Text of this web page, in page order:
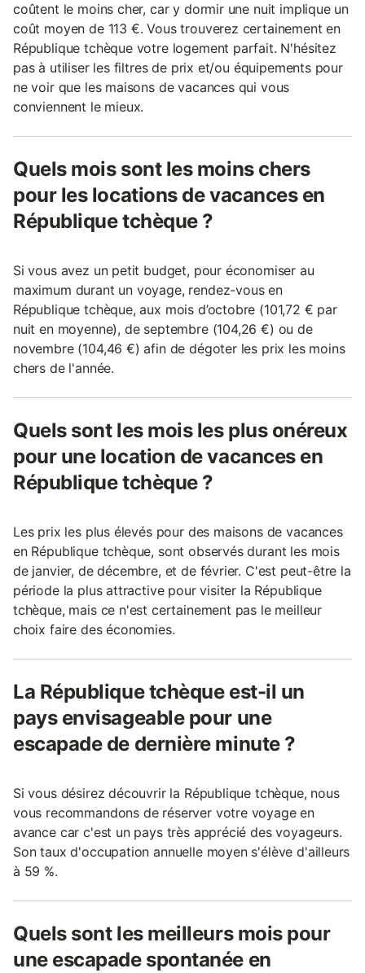
coûtent le moins cher, car y dormir une nuit implique un
coût moyen de 113 €. Vous trouverez certainement en
République tchèque votre logement parfait. N'hésitez
pas à utiliser les filtres de prix et/ou équipements pour
ne voir que les maisons de vacances qui vous
conviennent le mieux.
Quels mois sont les moins chers
pour les locations de vacances en
République tchèque ?
Si vous avez un petit budget, pour économiser au
maximum durant un voyage, rendez-vous en
République tchèque, aux mois d’octobre (101,72 € par
nuit en moyenne), de septembre (104,26 €) ou de
novembre (104,46 €) afin de dégoter les prix les moins
chers de l'année.
Quels sont les mois les plus onéreux
pour une location de vacances en
République tchèque ?
Les prix les plus élevés pour des maisons de vacances
en République tchèque, sont observés durant les mois
de janvier, de décembre, et de février. C'est peut-être la
période la plus attractive pour visiter la République
tchèque, mais ce n'est certainement pas le meilleur
choix faire des économies.
La République tchèque est-il un
pays envisageable pour une
escapade de dernière minute ?
Si vous désirez découvrir la République tchèque, nous
vous recommandons de réserver votre voyage en
avance car c'est un pays très apprécié des voyageurs.
Son taux d'occupation annuelle moyen s'élève d'ailleurs
à 59 %.
Quels sont les meilleurs mois pour
une escapade spontanée en